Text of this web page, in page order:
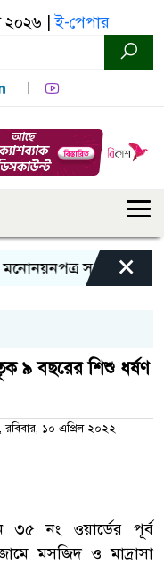
২০২৬ |ই-পেপার
সংগ্রহ ×
৯ বছরের শিশু ধর্ষণ
১০ এপ্রিল ২০২২
৩৫ নং ওয়ার্ডের পূর্ব
মসজিদ ও মাদ্রাসা